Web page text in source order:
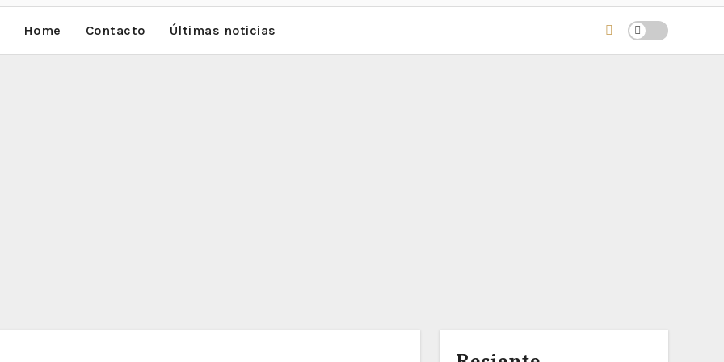
Home Contacto Últimas noticias